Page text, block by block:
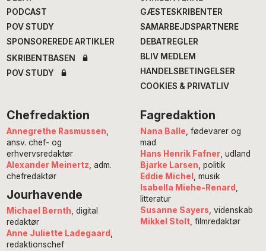
PODCAST
POV STUDY
SPONSOREREDE ARTIKLER
SKRIBENTBASEN
POV STUDY
GÆSTESKRIBENTER
SAMARBEJDSPARTNERE
DEBATREGLER
BLIV MEDLEM
HANDELSBETINGELSER
COOKIES & PRIVATLIV
Chefredaktion
Annegrethe Rasmussen
ansv. chef- og
erhvervsredaktør
Alexander Meinertz , adm.
chefredaktør
Jourhavende
Michael Bernth , digital
redaktør
Anne Juliette Ladegaard
redaktionschef
Fagredaktion
Nana Balle , fødevarer og
mad
Hans Henrik Fafner, udland
Bjarke Larsen , politik
Eddie Michel
, musik
Isabella Miehe-Renard
litteratur
Susanne Sayers , videnskab
Mikkel Stolt, filmredaktør